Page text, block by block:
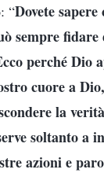
“Dovete
sempre fidare
perché Dio
cuore a
la
soltanto a
azioni e